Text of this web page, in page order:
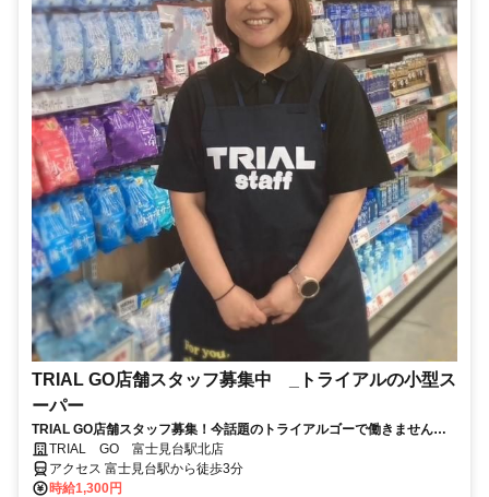
TRIAL GO店舗スタッフ募集中 _トライアルの小型ス
ーパー
TRIAL GO店舗スタッフ募集！今話題のトライアルゴーで働きません
か？TRIAL GO 富士見台駅北店
アクセス 富士見台駅から徒歩3分
時給1,300円